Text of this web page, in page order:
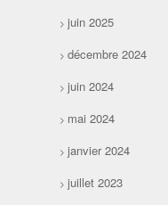
juin 2025
décembre 2024
juin 2024
mai 2024
janvier 2024
juillet 2023